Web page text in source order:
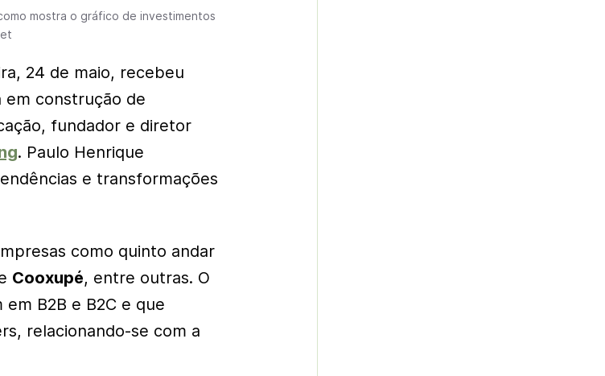
mostra o gráfico de investimentos
24 de maio, recebeu
em construção de
fundador e diretor
. Paulo Henrique
e transformações
como quinto andar
Cooxupé, entre outras. O
B2B e B2C e que
, relacionando-se com a